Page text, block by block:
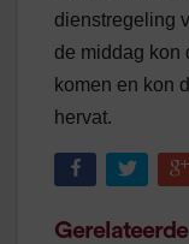
dienstregeling
de middag kon
komen en kon
hervat.